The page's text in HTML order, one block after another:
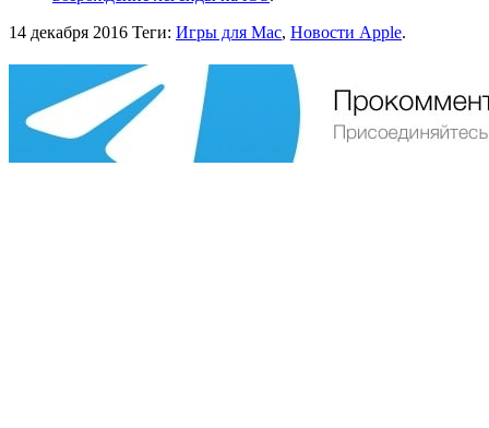
14 декабря 2016 Теги: Игры для Mac, Новости Apple.